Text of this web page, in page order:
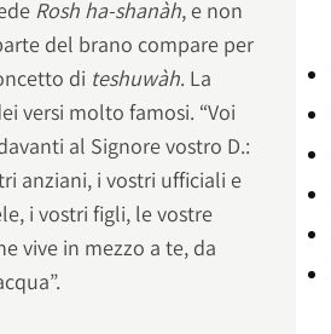
Rosh ha-shanàh, e non
del brano compare per
di teshuwàh. La
versi molto famosi. “Voi
al Signore vostro D.:
anziani, i vostri ufficiali e
i vostri figli, le vostre
vive in mezzo a te, da